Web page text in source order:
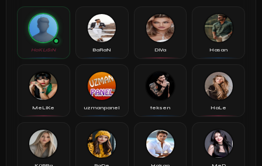
HaKLıSıN BaRaN DiVa Hasan
MeLiKe uzmanpanel teksen HaLe